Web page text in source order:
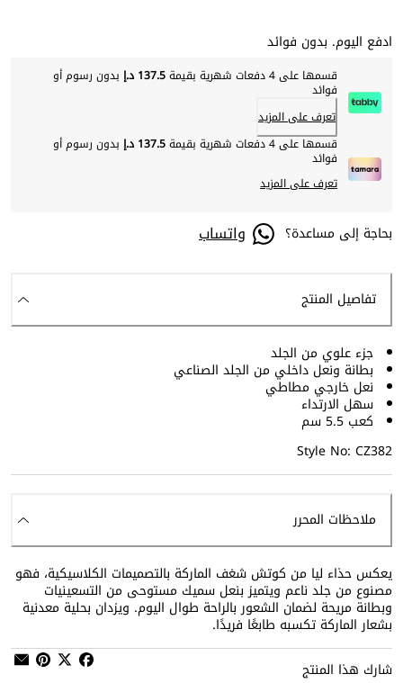
ادفع اليوم. بدون فوائد
قسمها على 4 دفعات شهرية بقيمة 137.5 د.إ بدون رسوم أو
فوائد
تعرف على المزيد
قسمها على 4 دفعات شهرية بقيمة
137.5 د.إ بدون رسوم أو
فوائد
تعرف على المزيد
بحاجة إلى مساعدة؟ واتساب
تفاصيل المنتج
جزء علوي من الجلد
بطانة ونعل داخلي من الجلد الصناعي
نعل خارجي مطاطي
سهل الارتداء
كعب 5.5 سم
Style No: CZ382
ملاحظات المحرر
يعكس حذاء ليا من كوتش شغف الماركة بالتصميمات الكلاسيكية، فهو
مصنوع من جلد ناعم ويتميز بنعل سميك مستوحى من التسعينيات
وبطانة مريحة لضمان الشعور بالراحة طوال اليوم. ويزدان بحلية معدنية
بشعار الماركة تكسبه طابعًا فريدًا.
شارك هذا المنتج